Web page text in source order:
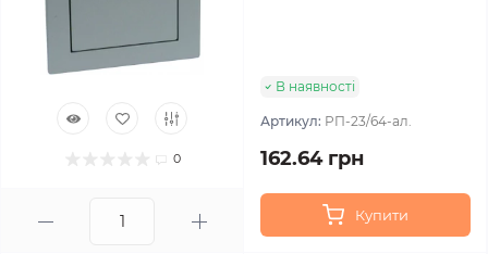
0
В наявності
Артикул: РП-23/64-ал.
162.64 грн
Купити